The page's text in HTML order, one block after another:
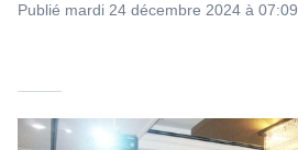
Publié mardi 24 décembre 2024 à 07:09